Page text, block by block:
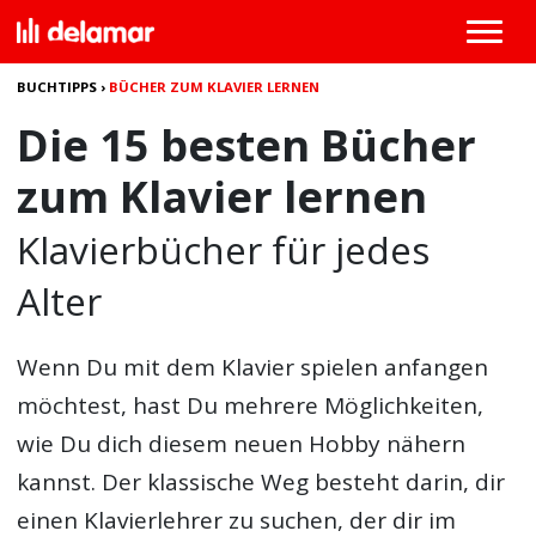
BUCHTIPPS › BÜCHER ZUM KLAVIER LERNEN
Die 15 besten Bücher
zum Klavier lernen
Klavierbücher für jedes
Alter
Wenn Du mit dem Klavier spielen anfangen
möchtest, hast Du mehrere Möglichkeiten,
wie Du dich diesem neuen Hobby nähern
kannst. Der klassische Weg besteht darin, dir
einen Klavierlehrer zu suchen, der dir im